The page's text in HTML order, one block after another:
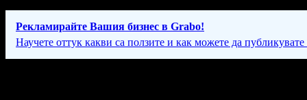
Рекламирайте Вашия бизнес в Grabo!
Научете оттук какви са ползите и как можете да публикувате